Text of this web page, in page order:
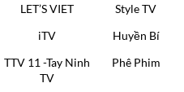
LET’S VIET
Style TV
iTV
Huyền Bí
TTV 11 -Tay Ninh
TV
Phê Phim